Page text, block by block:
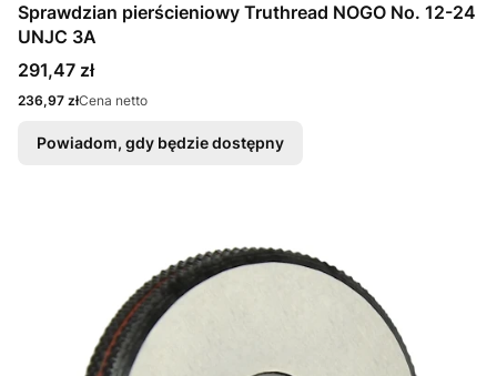
Sprawdzian pierścieniowy Truthread NOGO No. 12-24
UNJC 3A
Cena
291,47 zł
Cena
236,97 złCena netto
Powiadom, gdy będzie dostępny